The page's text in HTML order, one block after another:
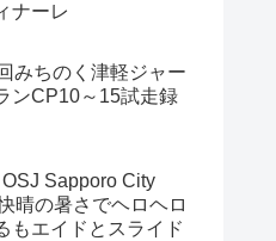
ナーレ
みちのく津軽ジャー
ンCP10～15試走録
Sapporo City
晴の暑さでヘロヘロ
もエイドとスライド